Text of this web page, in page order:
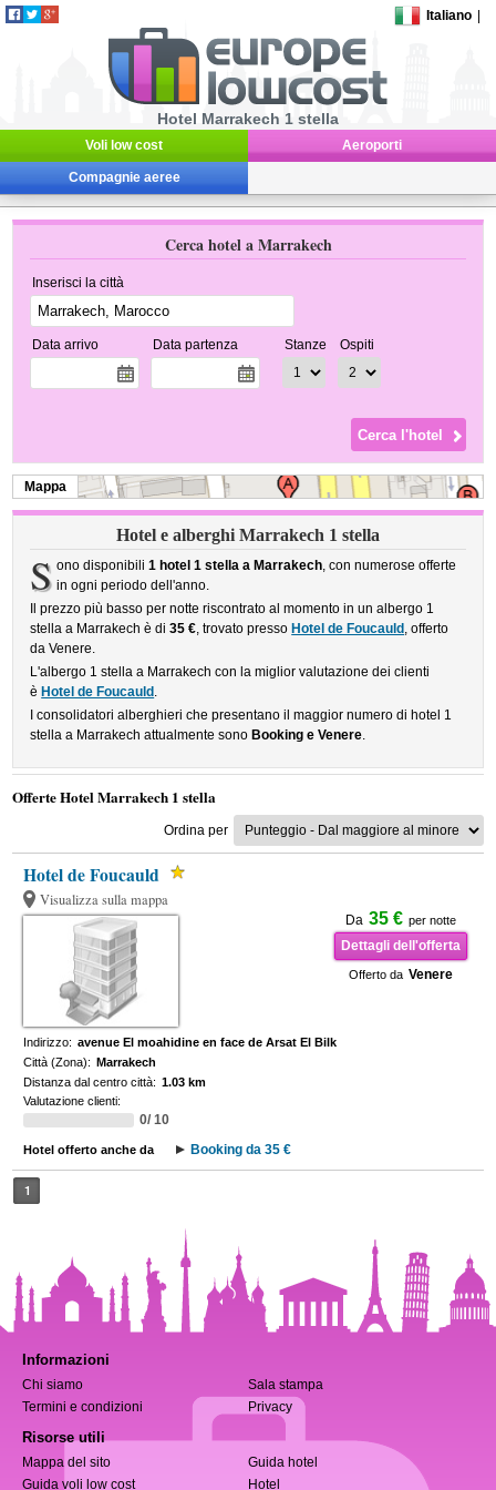
Italiano
Hotel Marrakech 1 stella
Voli low cost Aeroporti
Compagnie aeree
Cerca hotel a Marrakech
Inserisci la città
Data arrivo Data partenza Stanze Ospiti
Mappa
Hotel e alberghi Marrakech 1 stella
S ono disponibili 1 hotel 1 stella a Marrakech, con numerose offerte
in ogni periodo dell'anno.
Il prezzo più basso per notte riscontrato al momento in un albergo 1
stella a Marrakech è di35 €, trovato presso Hotel de Foucauld , offerto
da Venere.
L'albergo 1 stella a Marrakech con la miglior valutazione dei clienti
è Hotel de Foucauld .
I consolidatori alberghieri che presentano il maggior numero di hotel 1
stella a Marrakech attualmente sono Booking e Venere.
Offerte Hotel Marrakech 1 stella
Ordina per
Hotel de Foucauld
Visualizza sulla mappa
Da 35 € per notte
Dettagli dell'offerta
Offerto da Venere
Indirizzo: avenue El moahidine en face de Arsat El Bilk
Città (Zona): Marrakech
Distanza dal centro città: 1.03 km
Valutazione clienti:
0/ 10
Hotel offerto anche da Booking da 35 €
1
Informazioni
Chi siamo
Sala stampa
Termini e condizioni
Privacy
Risorse utili
Mappa del sito
Guida hotel
Guida voli low cost
Hotel